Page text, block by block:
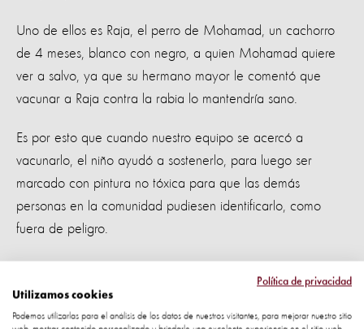
Uno de ellos es Raja, el perro de Mohamad, un cachorro
de 4 meses, blanco con negro, a quien Mohamad quiere
ver a salvo, ya que su hermano mayor le comentó que
vacunar a Raja contra la rabia lo mantendría sano.
Es por esto que cuando nuestro equipo se acercó a
vacunarlo, el niño ayudó a sostenerlo, para luego ser
marcado con pintura no tóxica para que las demás
personas en la comunidad pudiesen identificarlo, como
fuera de peligro.
a su familia y lo mucho que es querido por sus hermanos.
Ellos cuidan muy bien del cachorro y lo alimentan para que
Política de privacidad
Utilizamos cookies
Podemos utilizarlas para el análisis de los datos de nuestros visitantes, para mejorar nuestro sitio